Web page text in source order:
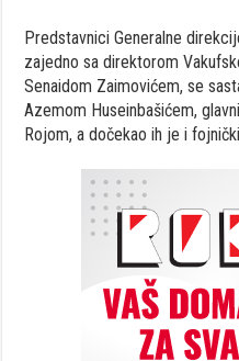
Predstavnici Generalne
zajedno sa direktorom
Senaidom Zaimovićem, se
Azemom Huseinbašićem,
Rojom, a dočekao ih je i